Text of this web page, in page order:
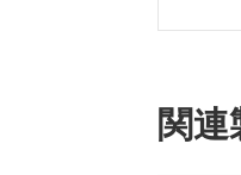
関連